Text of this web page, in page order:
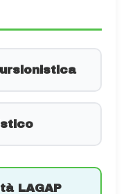
LAGAP